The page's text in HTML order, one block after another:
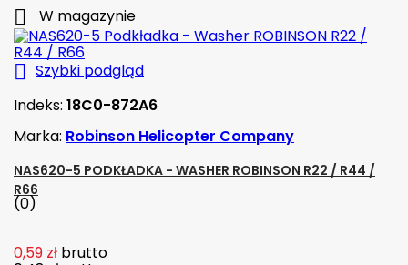
 W magazynie
 Szybki podgląd
Indeks: 18C0-872A6
Marka: Robinson Helicopter Company
NAS620-5 PODKŁADKA - WASHER ROBINSON R22 / R44 /
R66
(0)
0,59 zł brutto